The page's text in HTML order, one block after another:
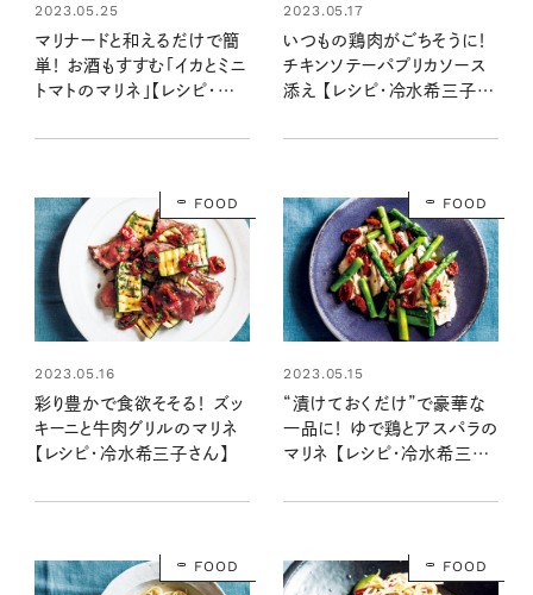
2023.05.25
マリナードと和えるだけで簡
単！ お酒もすすむ「イカとミニ
トマトのマリネ」【レシピ・冷
2023.05.17
いつもの鶏肉がごちそうに！
チキンソテーパプリカソース
添え 【レシピ・冷水希三子さ
FOOD
2023.05.16
彩り豊かで食欲そそる！ ズッ
キーニと牛肉グリルのマリネ
【レシピ・冷水希三子さん】
FOOD
2023.05.15
“漬けておくだけ”で豪華な
一品に！ ゆで鶏とアスパラの
マリネ 【レシピ・冷水希三子
FOOD FOOD